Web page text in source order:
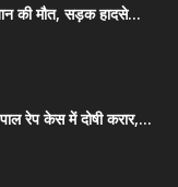
की मौत, सड़क हादसे...
रेप केस में दोषी करार,...